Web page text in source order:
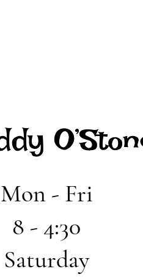
Mon - Fri
8 - 4:30
Saturday